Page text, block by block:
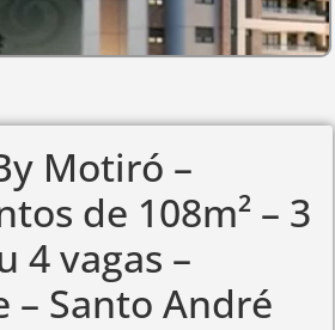
Motiró –
de 108m² – 3
4 vagas –
– Santo André